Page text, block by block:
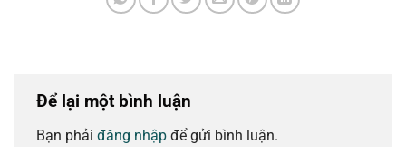
Để lại một bình luận
Bạn phải đăng nhập để gửi bình luận.